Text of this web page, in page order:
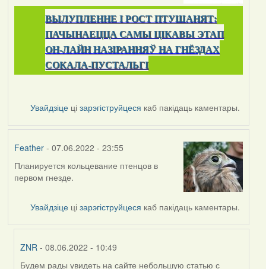
ВЫЛУПЛЕННЕ I РОСТ ПТУШАНЯТ:
ПАЧЫНАЕЦЦА САМЫ ЦІКАВЫ ЭТАП
ОН-ЛАЙН НАЗІРАННЯЎ НА ГНЁЗДАХ
СОКАЛА-ПУСТАЛЬГІ
Увайдзіце цізарэгіструйцеся каб пакідаць каментары.
Feather- 07.06.2022 - 23:55
Планируется кольцевание птенцов в
первом гнезде.
Увайдзіце цізарэгіструйцеся каб пакідаць каментары.
ZNR - 08.06.2022 - 10:49
Будем рады увидеть на сайте небольшую статью с